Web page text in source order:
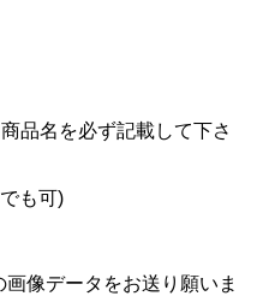
品名を必ず記載して下さ
も可)
像データをお送り願いま